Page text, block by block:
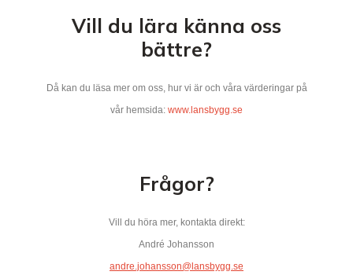
Vill du lära känna oss
bättre?
Då kan du läsa mer om oss, hur vi är och våra värderingar på
vår hemsida: www.lansbygg.se
Frågor?
Vill du höra mer, kontakta direkt:
André Johansson
andre.johansson@lansbygg.se